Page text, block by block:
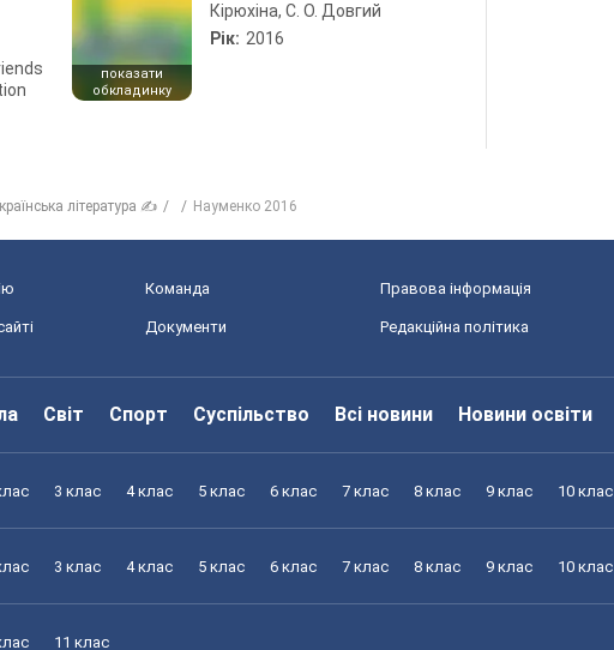
показати
обкладинку
Кірюхіна, С. О. Довгий
Рік: 2016
література ✍ Науменко 2016
Команда Правова інформація
Документи Редакційна політика
Світ Спорт Суспільство Всі новини Новини освіти
3 клас 4 клас 5 клас 6 клас 7 клас 8 клас 9 клас 10 клас
3 клас 4 клас 5 клас 6 клас 7 клас 8 клас 9 клас 10 клас
11 клас